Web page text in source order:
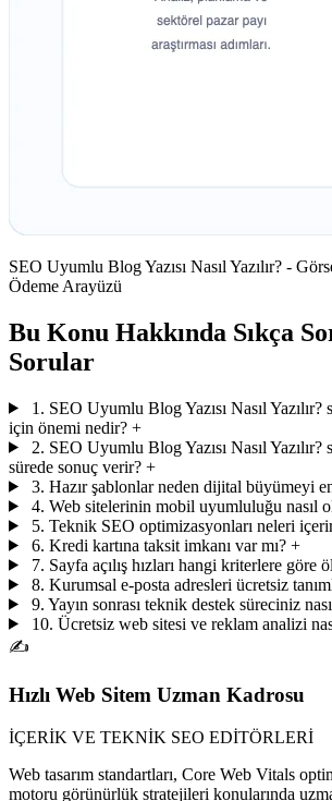
SEO Uyumlu Blog Yazısı Nasıl Yazılır? -
Ödeme Arayüzü
Bu Konu Hakkında Sıkça
Sorular
1. SEO Uyumlu Blog Yazısı Nasıl
için önemi nedir? +
2. SEO Uyumlu Blog Yazısı Nasıl Yazılır?
sürede sonuç verir? +
3. Hazır şablonlar neden dijital büyümeyi
4. Web sitelerinin mobil uyumluluğu nasıl
5. Teknik SEO optimizasyonları neleri
6. Kredi kartına taksit imkanı var mı? +
7. Sayfa açılış hızları hangi kriterlere göre
8. Kurumsal e-posta adresleri ücretsiz
9. Yayın sonrası teknik destek süreciniz
10. Ücretsiz web sitesi ve reklam analizi
✍️
Hızlı Web Sitem Uzman Kadrosu
İÇERİK VE TEKNİK SEO EDİTÖRLERİ
Web tasarım standartları, Core Web Vitals
motoru görünürlük stratejileri konularında